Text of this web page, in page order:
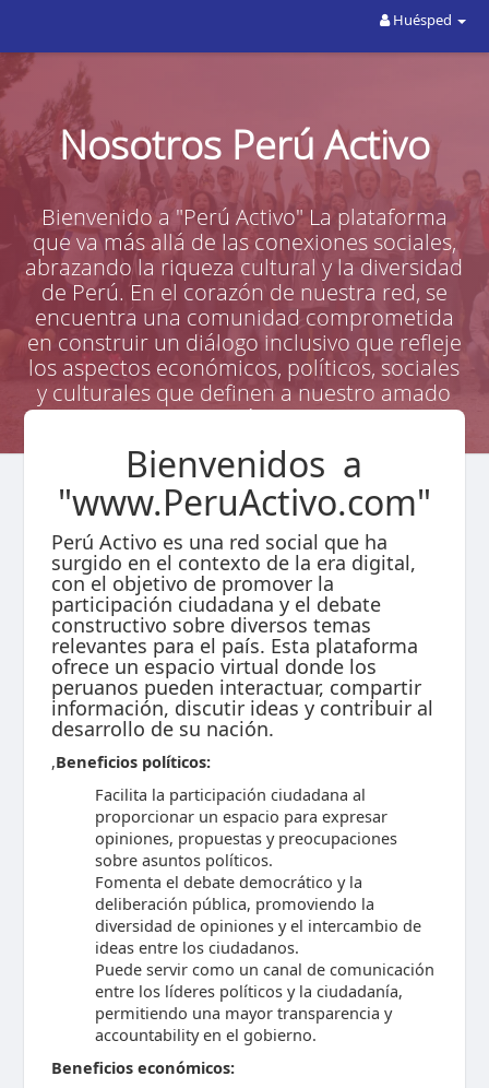
Huésped
Nosotros Perú Activo
Bienvenido a "Perú Activo" La plataforma
que va más allá de las conexiones sociales,
abrazando la riqueza cultural y la diversidad
de Perú. En el corazón de nuestra red, se
encuentra una comunidad comprometida
en construir un diálogo inclusivo que refleje
los aspectos económicos, políticos, sociales
y culturales que definen a nuestro amado
país.
Bienvenidos a
"www.PeruActivo.com"
Perú Activo es una red social que ha
surgido en el contexto de la era digital,
con el objetivo de promover la
participación ciudadana y el debate
constructivo sobre diversos temas
relevantes para el país. Esta plataforma
ofrece un espacio virtual donde los
peruanos pueden interactuar, compartir
información, discutir ideas y contribuir al
desarrollo de su nación.
,Beneficios políticos:
Facilita la participación ciudadana al
proporcionar un espacio para expresar
opiniones, propuestas y preocupaciones
sobre asuntos políticos.
Fomenta el debate democrático y la
deliberación pública, promoviendo la
diversidad de opiniones y el intercambio de
ideas entre los ciudadanos.
Puede servir como un canal de comunicación
entre los líderes políticos y la ciudadanía,
permitiendo una mayor transparencia y
accountability en el gobierno.
Beneficios económicos: